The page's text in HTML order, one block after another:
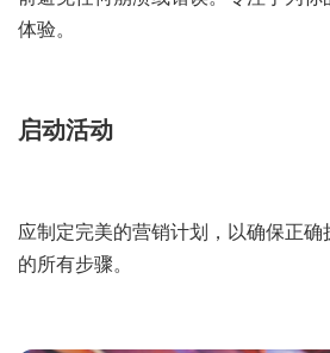
体验。
启动活动
应制定完美的营销计划，以确保正
的所有步骤。